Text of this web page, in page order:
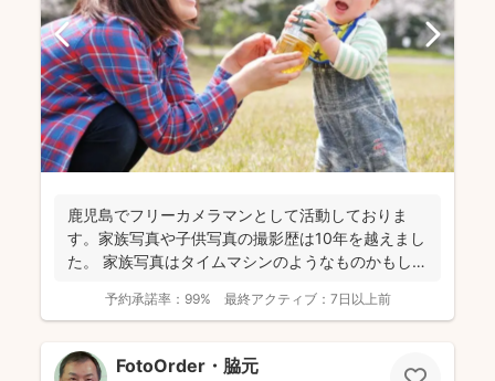
鹿児島でフリーカメラマンとして活動しておりま
す。家族写真や子供写真の撮影歴は10年を越えまし
た。 家族写真はタイムマシンのようなものかもしれ
予約承諾率： 99% 最終アクティブ： 7日以上前
FotoOrder・脇元